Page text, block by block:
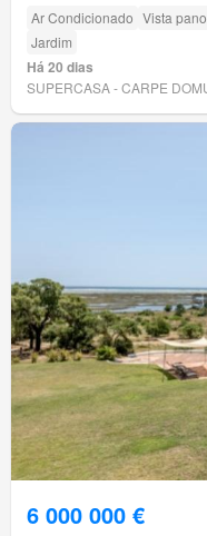
Ar Condicionado Vista
Jardim
Há 20 dias
SUPERCASA - CARPE
6 000 000 €